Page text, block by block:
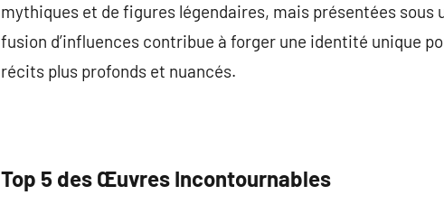
mythiques et de figures légendaires, mais présentées sous
fusion d’influences contribue à forger une identité unique
récits plus profonds et nuancés.
Top 5 des Œuvres Incontournables